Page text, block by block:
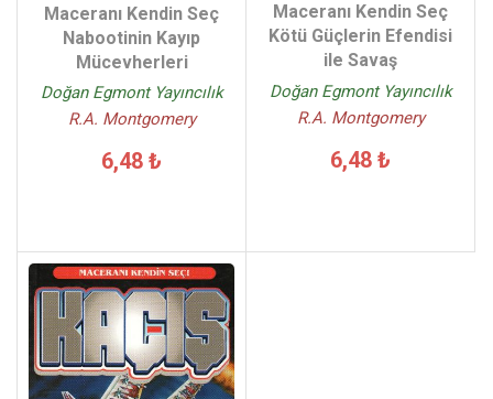
Maceranı Kendin Seç
Nabootinin Kayıp
Mücevherleri
Doğan Egmont Yayıncılık
R.A. Montgomery
6,48 ₺
Maceranı Kendin Seç
Kötü Güçlerin Efendisi
ile Savaş
Doğan Egmont Yayıncılık
R.A. Montgomery
6,48 ₺